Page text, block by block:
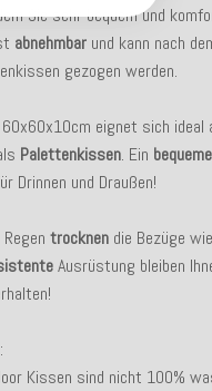
Sie sehr bequem und
abnehmbar und kann nach
gezogen werden.
eignet sich ideal
Palettenkissen. Ein
Drinnen und Draußen!
Regentrocknen die Bezüge
Ausrüstung bleiben
Kissen sind nicht 100%